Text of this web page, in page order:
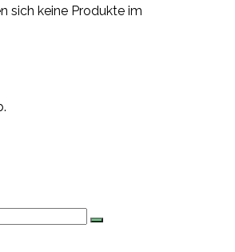
sich keine Produkte im